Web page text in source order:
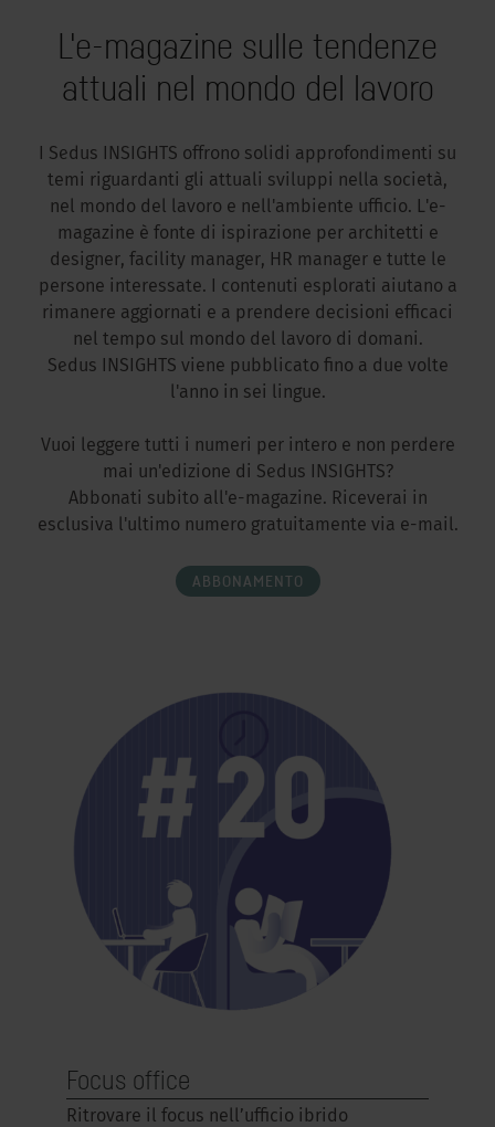
L'e-magazine sulle tendenze
attuali nel mondo del lavoro
I Sedus INSIGHTS offrono solidi approfondimenti su
temi riguardanti gli attuali sviluppi nella società,
nel mondo del lavoro e nell'ambiente ufficio. L'e-
magazine è fonte di ispirazione per architetti e
designer, facility manager, HR manager e tutte le
persone interessate. I contenuti esplorati aiutano a
rimanere aggiornati e a prendere decisioni efficaci
nel tempo sul mondo del lavoro di domani.
Sedus INSIGHTS viene pubblicato fino a due volte
l'anno in sei lingue.
Vuoi leggere tutti i numeri per intero e non perdere
mai un'edizione di Sedus INSIGHTS?
Abbonati subito all'e-magazine. Riceverai in
esclusiva l'ultimo numero gratuitamente via e-mail.
ABBONAMENTO
Focus office
Ritrovare il focus nell’ufficio ibrido